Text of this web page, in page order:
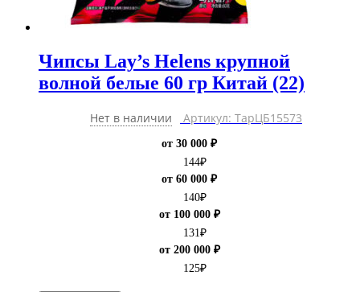
Чипсы Lay’s Helens крупной
волной белые 60 гр Китай (22)
Нет в наличии Артикул: ТарЦБ15573
от 30 000 ₽
144₽
от 60 000 ₽
140₽
от 100 000 ₽
131₽
от 200 000 ₽
125₽